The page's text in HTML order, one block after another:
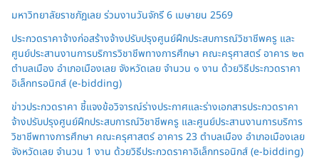
มหาวิทยาลัยราชภัฏเลย ร่วมงานวันจักรี 6 เมษายน 2569
ประกวดราคาจ้างก่อสร้างจ้างปรับปรุงศูนย์ฝึกประสบการณ์วิชาชีพครู และ
ศูนย์ประสานงานการบริการวิชาชีพทางการศึกษา คณะครุศาสตร์ อาคาร ๒๓
ตำบลเมือง อำเภอเมืองเลย จังหวัดเลย จำนวน ๑ งาน ด้วยวิธีประกวดราคา
อิเล็กทรอนิกส์ (e-bidding)
ข่าวประกวดราคา ชี้แจงข้อวิจารณ์ร่างประกาศและร่างเอกสารประกวดราคา
จ้างปรับปรุงศูนย์ฝึกประสบการณ์วิชาชีพครู และศูนย์ประสานงานการบริการ
วิชาชีพทางการศึกษา คณะครุศาสตร์ อาคาร 23 ตำบลเมือง อำเภอเมืองเลย
จังหวัดเลย จำนวน 1 งาน ด้วยวิธีประกวดราคาอิเล็กทรอนิกส์ (e-bidding)